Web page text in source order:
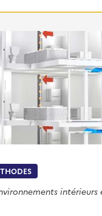
intérieurs